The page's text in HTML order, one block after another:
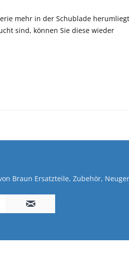
mehr in der Schublade
sind, können Sie diese wieder
Braun Ersatzteile, Zubehör,